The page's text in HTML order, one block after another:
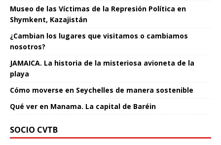
Museo de las Víctimas de la Represión Política en
Shymkent, Kazajistán
¿Cambian los lugares que visitamos o cambiamos
nosotros?
JAMAICA. La historia de la misteriosa avioneta de la
playa
Cómo moverse en Seychelles de manera sostenible
Qué ver en Manama. La capital de Baréin
SOCIO CVTB